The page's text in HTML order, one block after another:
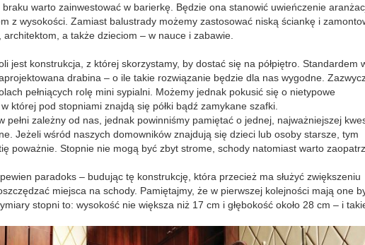
warto zainwestować w barierkę. Będzie ona stanowić uwieńczenie
z wysokości. Zamiast balustrady możemy zastosować niską ściankę i
a także dzieciom – w nauce i zabawie.
jest konstrukcja, z której skorzystamy, by dostać się na półpiętro. Standardem
drabina – o ile takie rozwiązanie będzie dla nas wygodne.
pełniących rolę mini sypialni. Możemy jednak pokusić się o nietypowe
której pod stopniami znajdą się półki bądź zamykane szafki.
pełni zależny od nas, jednak powinniśmy pamiętać o jednej, najważniejszej
Jeżeli wśród naszych domowników znajdują się dzieci lub osoby starsze, tym
poważnie. Stopnie nie mogą być zbyt strome, schody natomiast warto
paradoks – budując tę konstrukcję, która przecież ma służyć zwiększeniu
miejsca na schody. Pamiętajmy, że w pierwszej kolejności mają one
stopni to: wysokość nie większa niż 17 cm i głębokość około 28 cm – i